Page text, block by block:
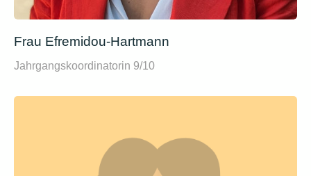
Frau Efremidou-Hartmann
Jahrgangskoordinatorin 9/10